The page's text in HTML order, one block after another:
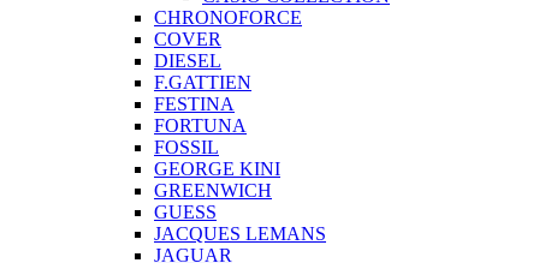
CHRONOFORCE
COVER
DIESEL
F.GATTIEN
FESTINA
FORTUNA
FOSSIL
GEORGE KINI
GREENWICH
GUESS
JACQUES LEMANS
JAGUAR